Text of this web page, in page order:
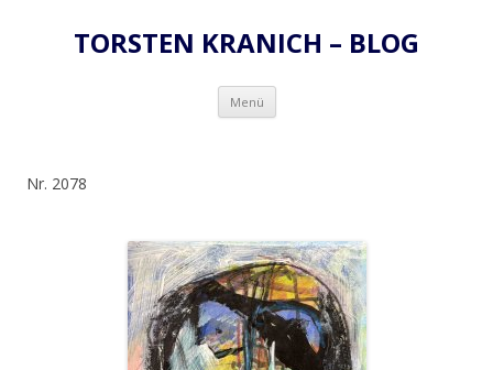
TORSTEN KRANICH – BLOG
Menü Zum
springen
Nr. 2078